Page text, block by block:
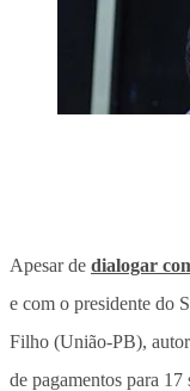
Apesar de dialogar
e com o presidente do
Filho (União-PB),
de pagamentos para